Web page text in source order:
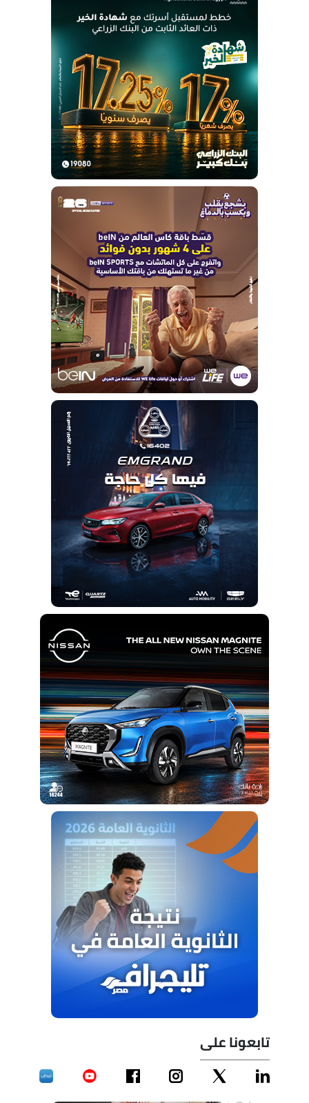
تابعونا على